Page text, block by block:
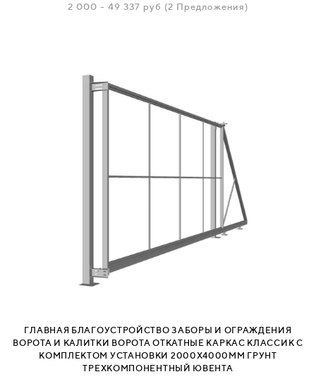
2 000 - 49 337 руб (2 Предложения)
ГЛАВНАЯ БЛАГОУСТРОЙСТВО ЗАБОРЫ И ОГРАЖДЕНИЯ
ВОРОТА И КАЛИТКИ ВОРОТА ОТКАТНЫЕ КАРКАС КЛАССИК С
КОМПЛЕКТОМ УСТАНОВКИ 2000Х4000ММ ГРУНТ
ТРЕХКОМПОНЕНТНЫЙ ЮВЕНТА